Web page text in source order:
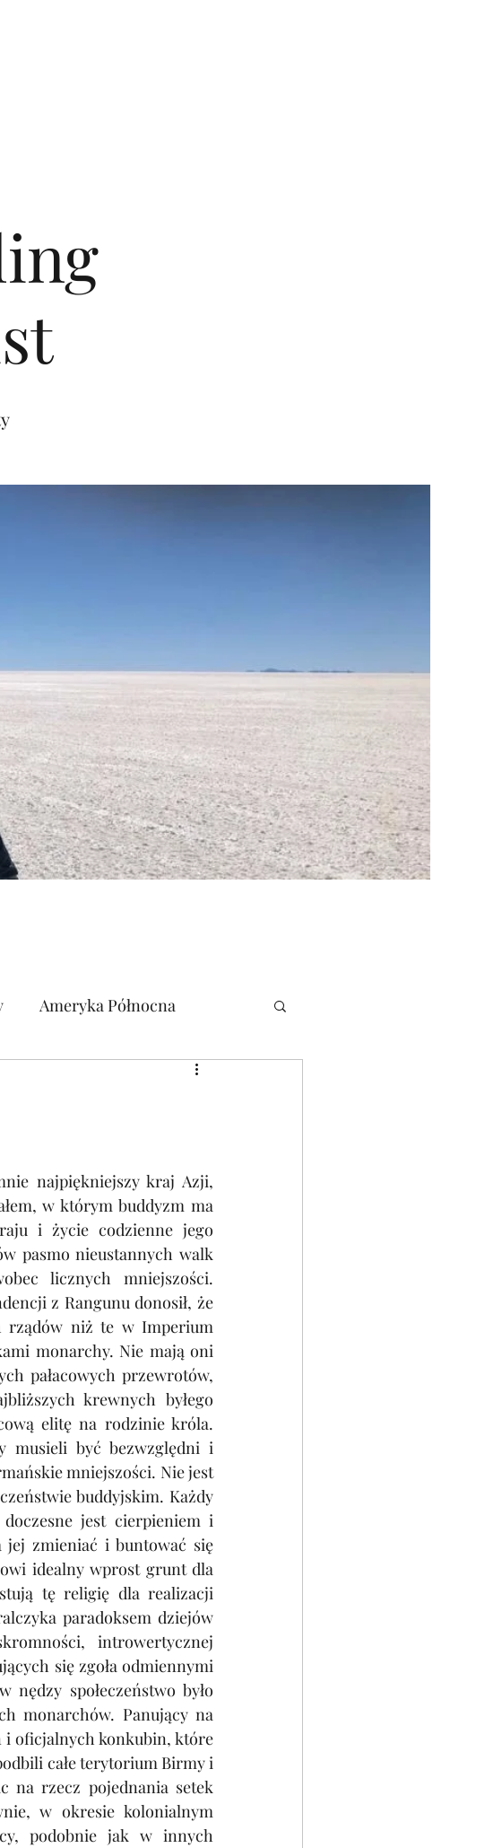
Ameryka Północna
najpiękniejszy kraj Azji,
w którym buddyzm ma
i życie codzienne jego
pasmo nieustannych walk
licznych mniejszości.
z Rangunu donosił, że
rządów niż te w Imperium
monarchy. Nie mają oni
pałacowych przewrotów,
krewnych byłego
elitę na rodzinie króla.
musieli być bezwzględni i
mniejszości. Nie jest
buddyjskim. Każdy
jest cierpieniem i
jej zmieniać i buntować się
idealny wprost grunt dla
tę religię dla realizacji
paradoksem dziejów
introwertycznej
się zgoła odmiennymi
nędzy społeczeństwo było
monarchów. Panujący na
i oficjalnych konkubin, które
całe terytorium Birmy i
na rzecz pojednania setek
w okresie kolonialnym
podobnie jak w innych